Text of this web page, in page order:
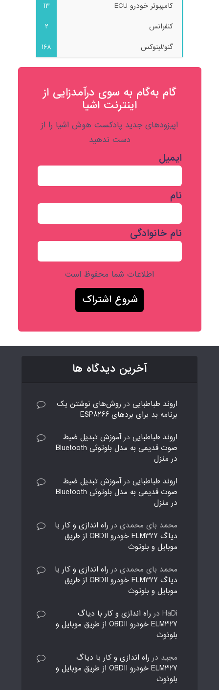
کامپیوتر خودرو ECU
13
کنفرانس
2
گنو/لینوکس
168
گام به‌گام به‌ سوی درآمدزایی از
اینترنت اشیا
اپیزودهای جدید پادکست هوش اشیا را از
دست ندهید
ایمیل
نام
نام خانوادگی
اطلاعات شما محفوظ است
آخرین دیدگاه ها
اروند طباطبایی در روش‌های نوشتن یک
برنامه بد برای بردهای ESP8266
اروند طباطبایی درآموزش تبدیل ضبط
صوت قدیمی به مدل بلوتوثی Bluetooth
در منزل
اروند طباطبایی درآموزش تبدیل ضبط
صوت قدیمی به مدل بلوتوثی Bluetooth
در منزل
محمد بای محمدی در راه اندازی و کار با
دیاگ ELM327 خودرو OBDII از طریق
موبایل و بلوتوث
محمد بای محمدی در راه اندازی و کار با
دیاگ ELM327 خودرو OBDII از طریق
موبایل و بلوتوث
HaDi در راه اندازی و کار با دیاگ
ELM327 خودرو OBDII از طریق موبایل و
بلوتوث
مجید در راه اندازی و کار با دیاگ
ELM327 خودرو OBDII از طریق موبایل و
بلوتوث